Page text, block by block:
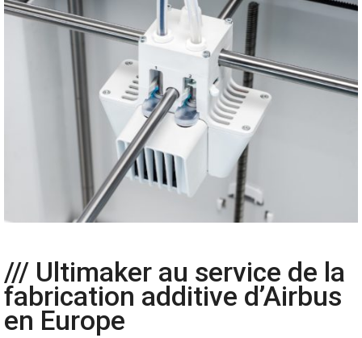
/// Ultimaker au service de la
fabrication additive d’Airbus
en Europe